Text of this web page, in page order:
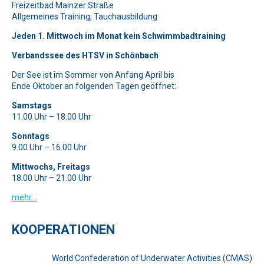
Bitte beweise, dass du kein Spambot bist und wähle das
SymbolFlugzeug
Freizeitbad Mainzer Straße
Allgemeines Training, Tauchausbildung
Jeden 1. Mittwoch im Monat kein Schwimmbadtraining
Verbandssee des HTSV in Schönbach
Der See ist im Sommer von Anfang April bis
Ende Oktober an folgenden Tagen geöffnet:
Samstags
11.00 Uhr – 18.00 Uhr
Sonntags
9.00 Uhr – 16.00 Uhr
Mittwochs, Freitags
18.00 Uhr – 21.00 Uhr
mehr…
KOOPERATIONEN
World Confederation of Underwater Activities (CMAS)